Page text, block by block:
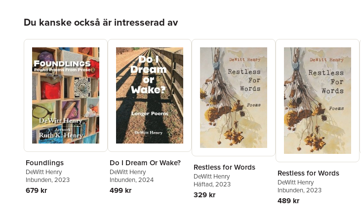
Du kanske också är intresserad av
Foundlings
DeWitt Henry
Inbunden, 2023
679 kr
Do I Dream Or Wake?
DeWitt Henry
Inbunden, 2024
499 kr
Restless for Words
DeWitt Henry
Häftad, 2023
329 kr
Restless for Words
DeWitt Henry
Inbunden, 2023
489 kr